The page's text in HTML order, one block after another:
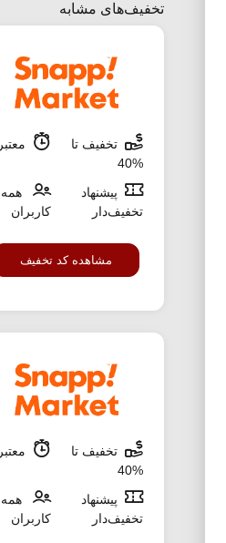
تخفیف‌های مشابه
تخفیف تا
%40
معتبر
پیشنهاد
تخفیف‌دار
همه
کاربران
مشاهده کد تخفیف
تخفیف تا
%40
معتبر
پیشنهاد
تخفیف‌دار
همه
کاربران